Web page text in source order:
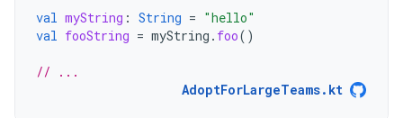
val myString : String = "hello"
val fooString = myString . foo()
// ...
AdoptForLargeTeams.kt